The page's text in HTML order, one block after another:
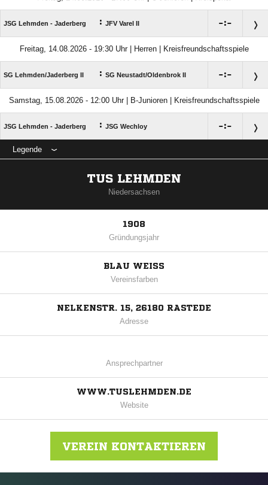
JSG Lehmden - Jaderberg : JFV Varel II :
Freitag, 14.08.2026 - 19:30 Uhr | Herren | Kreisfreundschaftsspiele
SG Lehmden/​Jaderberg II : SG Neustadt/​Oldenbrok II :
Samstag, 15.08.2026 - 12:00 Uhr | B-Junioren | Kreisfreundschaftsspiele
JSG Lehmden - Jaderberg : JSG Wechloy :
Legende
TUS LEHMDEN
Niedersachsen
1908
Gründungsjahr
BLAU WEISS
Vereinsfarben
NELKENSTR. 15, 26180 RASTEDE
Adresse
Ansprechpartner
WWW.TUSLEHMDEN.DE
Website
VEREIN KONTAKTIEREN